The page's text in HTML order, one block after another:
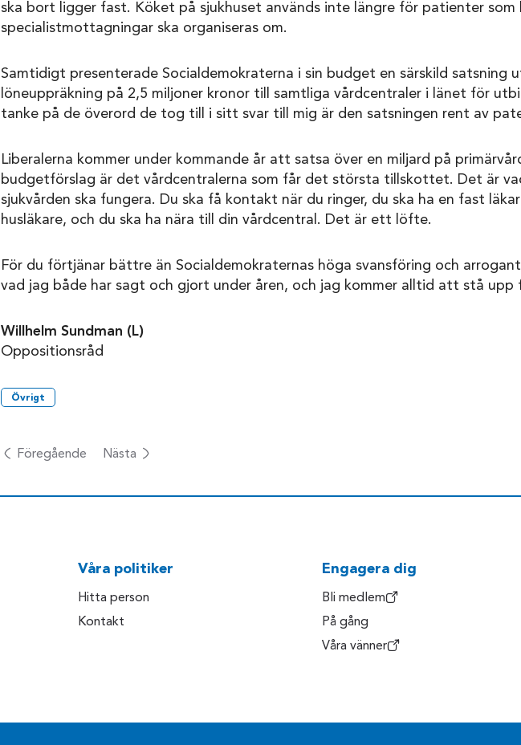
ska bort ligger fast. Köket på sjukhuset används inte längre för patienter som
specialistmottagningar ska organiseras om.
Samtidigt presenterade Socialdemokraterna i sin budget en särskild satsning
löneuppräkning på 2,5 miljoner kronor till samtliga vårdcentraler i länet för
tanke på de överord de tog till i sitt svar till mig är den satsningen rent av
Liberalerna kommer under kommande år att satsa över en miljard på
budgetförslag är det vårdcentralerna som får det största tillskottet. Det är
sjukvården ska fungera. Du ska få kontakt när du ringer, du ska ha en fast
husläkare, och du ska ha nära till din vårdcentral. Det är ett löfte.
För du förtjänar bättre än Socialdemokraternas höga svansföring och
vad jag både har sagt och gjort under åren, och jag kommer alltid att stå upp
Willhelm Sundman (L)
Oppositionsråd
Övrigt
Föregående Nästa
Våra politiker
Hitta person
Kontakt
Engagera dig
Bli medlem
På gång
Våra vänner